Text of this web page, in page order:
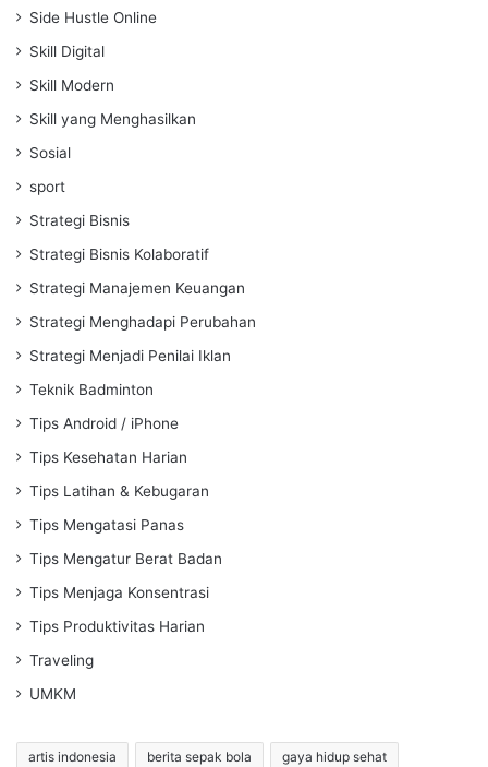
Side Hustle Online
Skill Digital
Skill Modern
Skill yang Menghasilkan
Sosial
sport
Strategi Bisnis
Strategi Bisnis Kolaboratif
Strategi Manajemen Keuangan
Strategi Menghadapi Perubahan
Strategi Menjadi Penilai Iklan
Teknik Badminton
Tips Android / iPhone
Tips Kesehatan Harian
Tips Latihan & Kebugaran
Tips Mengatasi Panas
Tips Mengatur Berat Badan
Tips Menjaga Konsentrasi
Tips Produktivitas Harian
Traveling
UMKM
artis indonesia berita sepak bola gaya hidup sehat